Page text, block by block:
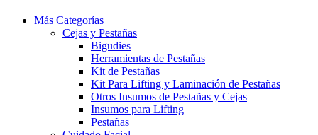
Más Categorías
Cejas y Pestañas
Bigudies
Herramientas de Pestañas
Kit de Pestañas
Kit Para Lifting y Laminación de Pestañas
Otros Insumos de Pestañas y Cejas
Insumos para Lifting
Pestañas